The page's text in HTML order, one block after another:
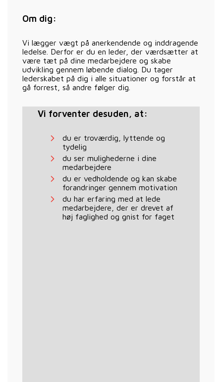
Om dig:
Vi lægger vægt på anerkendende og inddragende
ledelse. Derfor er du en leder, der værdsætter at
være tæt på dine medarbejdere og skabe
udvikling gennem løbende dialog. Du tager
lederskabet på dig i alle situationer og forstår at
gå forrest, så andre følger dig.
Vi forventer desuden, at:
du er troværdig, lyttende og
tydelig
du ser mulighederne i dine
medarbejdere
du er vedholdende og kan skabe
forandringer gennem motivation
du har erfaring med at lede
medarbejdere, der er drevet af
høj faglighed og gnist for faget